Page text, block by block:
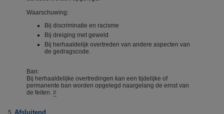
Waarschuwing:
Bij discriminatie en racisme
Bij dreiging met geweld
Bij herhaaldelijk overtreden van andere aspecten van
de gedragscode.
Ban:
Bij herhaaldelijke overtredingen kan een tijdelijke of
permanente ban worden opgelegd naargelang de ernst van
de feiten. #
Afsluitend